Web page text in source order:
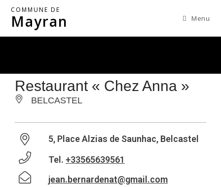
COMMUNE DE
Mayran Menu
Restaurant « Chez Anna »
BELCASTEL
5, Place Alzias de Saunhac, Belcastel
Tel. +33565639561
jean.bernardenat@gmail.com